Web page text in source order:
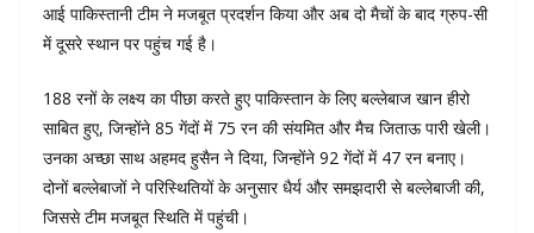
आई पाकिस्तानी टीम ने मजबूत प्रदर्शन किया और अब दो मैचों के बाद ग्रुप-सी
में दूसरे स्थान पर पहुंच गई है।
188 रनों के लक्ष्य का पीछा करते हुए पाकिस्तान के लिए बल्लेबाज खान हीरो
साबित हुए, जिन्होंने 85 गेंदों में 75 रन की संयमित और मैच जिताऊ पारी खेली।
उनका अच्छा साथ अहमद हुसैन ने दिया, जिन्होंने 92 गेंदों में 47 रन बनाए।
दोनों बल्लेबाजों ने परिस्थितियों के अनुसार धैर्य और समझदारी से बल्लेबाजी की,
जिससे टीम मजबूत स्थिति में पहुंची।